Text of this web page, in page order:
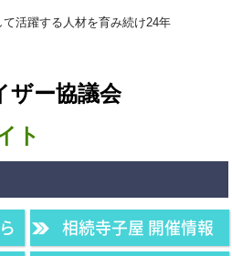
て活躍する人材を育み続け24年
ザー協議会
ト
相続寺子屋 開催情報